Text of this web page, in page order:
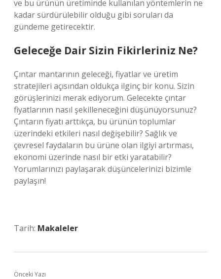
ve bu ürünün üretiminde kullanılan yöntemlerin ne
kadar sürdürülebilir olduğu gibi soruları da
gündeme getirecektir.
Geleceğe Dair Sizin Fikirleriniz Ne?
Çıntar mantarının geleceği, fiyatlar ve üretim
stratejileri açısından oldukça ilginç bir konu. Sizin
görüşlerinizi merak ediyorum. Gelecekte çıntar
fiyatlarının nasıl şekilleneceğini düşünüyorsunuz?
Çıntarın fiyatı arttıkça, bu ürünün toplumlar
üzerindeki etkileri nasıl değişebilir? Sağlık ve
çevresel faydaların bu ürüne olan ilgiyi artırması,
ekonomi üzerinde nasıl bir etki yaratabilir?
Yorumlarınızı paylaşarak düşüncelerinizi bizimle
paylaşın!
Tarih: Makaleler
Önceki Yazı